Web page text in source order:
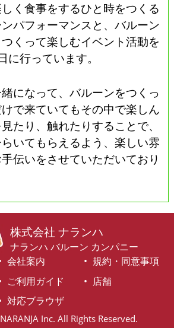
く食事をするひと時をつくる
パフォーマンスと、バルーン
くって楽しむイベント活動を
に行っています。
になって、バルーンをつくっ
で来ていてもその中で楽しん
たり、触れたりすることで、
いてもらえるよう、楽しい雰
伝いをさせていただいており
株式会社 ナランハ
ナランハ バルーン カンパニー
会社案内
規約・同意事項
ご利用ガイド
店舗
対応ブラウザ
Inc. All Rights Reserved.